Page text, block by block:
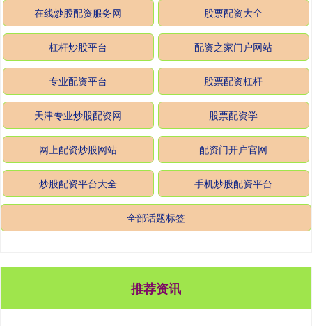
在线炒股配资服务网 股票配资大全
杠杆炒股平台 配资之家门户网站
专业配资平台 股票配资杠杆
天津专业炒股配资网 股票配资学
网上配资炒股网站 配资门开户官网
炒股配资平台大全 手机炒股配资平台
全部话题标签
推荐资讯